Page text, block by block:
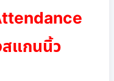
สแกนนิ้ว